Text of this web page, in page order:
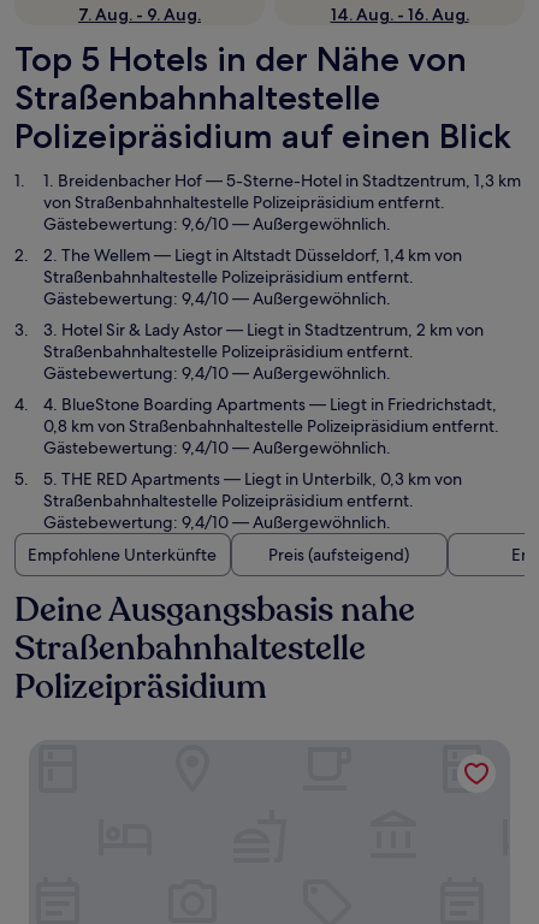
7. Aug. - 9. Aug.
14. Aug. - 16. Aug.
Top 5 Hotels in der Nähe von
Straßenbahnhaltestelle
Polizeipräsidium auf einen Blick
1. Breidenbacher Hof— 5-Sterne-Hotel in Stadtzentrum, 1,3 km
von Straßenbahnhaltestelle Polizeipräsidium entfernt.
Gästebewertung: 9,6/10 — Außergewöhnlich.
2. The Wellem— Liegt in Altstadt Düsseldorf, 1,4 km von
Straßenbahnhaltestelle Polizeipräsidium entfernt.
Gästebewertung: 9,4/10 — Außergewöhnlich.
3. Hotel Sir & Lady Astor— Liegt in Stadtzentrum, 2 km von
Straßenbahnhaltestelle Polizeipräsidium entfernt.
Gästebewertung: 9,4/10 — Außergewöhnlich.
4. BlueStone Boarding Apartments— Liegt in Friedrichstadt,
0,8 km von Straßenbahnhaltestelle Polizeipräsidium entfernt.
Gästebewertung: 9,4/10 — Außergewöhnlich.
5. THE RED Apartments— Liegt in Unterbilk, 0,3 km von
Straßenbahnhaltestelle Polizeipräsidium entfernt.
Gästebewertung: 9,4/10 — Außergewöhnlich.
Empfohlene Unterkünfte
Preis (aufsteigend)
Deine Ausgangsbasis nahe
Straßenbahnhaltestelle
Polizeipräsidium